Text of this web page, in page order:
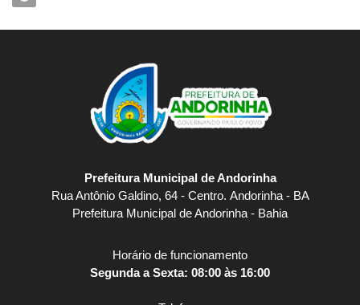
Prefeitura Municipal de Andorinha
Rua Antônio Galdino, 64 - Centro. Andorinha - BA
Prefeitura Municipal de Andorinha - Bahia
Horário de funcionamento
Segunda a Sexta: 08:00 às 16:00